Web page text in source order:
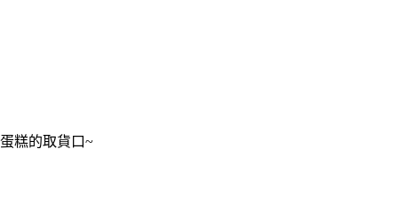
蛋糕的取貨口~